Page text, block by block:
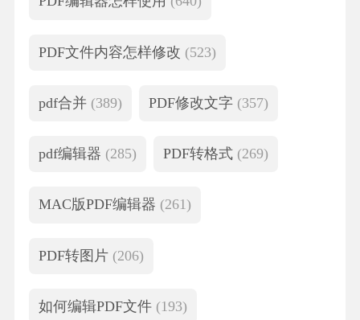
PDF文件内容怎样修改 (523)
pdf合并 (389) PDF修改文字 (357)
pdf编辑器 (285) PDF转格式 (269)
MAC版PDF编辑器 (261)
PDF转图片 (206)
如何编辑PDF文件 (193)